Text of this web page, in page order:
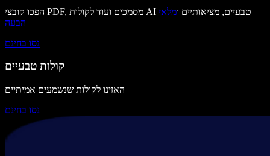
הפכו קובצי PDF, מסמכים ועוד לקולות AI טבעיים, מציאותיים ומלאי
הבעה
נסו בחינם
קולות טבעיים
האזינו לקולות שנשמעים אמיתיים
נסו בחינם